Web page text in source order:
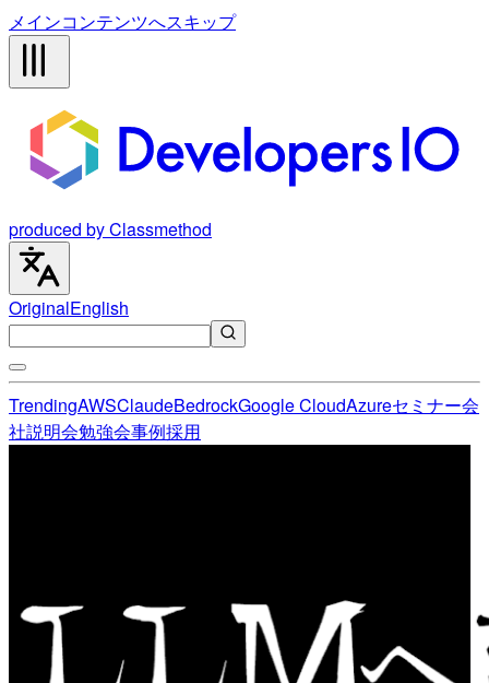
メインコンテンツへスキップ
produced by Classmethod
OriginalEnglish
TrendingAWSClaudeBedrockGoogle CloudAzureセミナー会
社説明会勉強会事例採用